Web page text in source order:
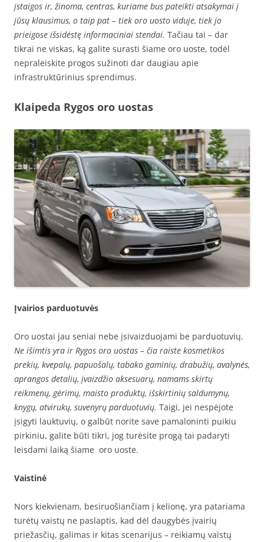
įstaigos ir, žinoma, centras, kuriame bus pateikti atsakymai į
jūsų klausimus, o taip pat – tiek oro uosto viduje, tiek jo
prieigose išsidėstę informaciniai stendai. Tačiau tai – dar
tikrai ne viskas, ką galite surasti šiame oro uoste, todėl
nepraleiskite progos sužinoti dar daugiau apie
infrastruktūrinius sprendimus.
Klaipeda Rygos oro uostas
Įvairios parduotuvės
Oro uostai jau seniai nebe įsivaizduojami be parduotuvių.
Ne išimtis yra ir Rygos oro uostas – čia raiste kosmetikos
prekių, kvepalų, papuošalų, tabako gaminių, drabužių, avalynės,
aprangos detalių, įvaizdžio aksesuarų, namams skirtų
reikmenų, gėrimų, maisto produktų, išskirtinių saldumynų,
knygų, atvirukų, suvenyrų parduotuvių. Taigi, jei nespėjote
įsigyti lauktuvių, o galbūt norite save pamaloninti puikiu
pirkiniu, galite būti tikri, jog turėsite progą tai padaryti
leisdami laiką šiame oro uoste.
Vaistinė
Nors kiekvienam, besiruošiančiam į kelionę, yra patariama
turėtų vaistų ne paslaptis, kad dėl daugybės įvairių
priežasčių, galimas ir kitas scenarijus – reikiamų vaistų